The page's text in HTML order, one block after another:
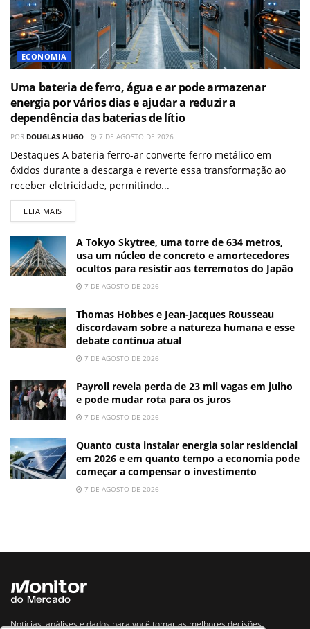
ECONOMIA
Uma bateria de ferro, água e ar pode armazenar
energia por vários dias e ajudar a reduzir a
dependência das baterias de lítio
POR DOUGLAS HUGO 7 DE AGOSTO DE 2026
Destaques A bateria ferro-ar converte ferro metálico em
óxidos durante a descarga e reverte essa transformação ao
receber eletricidade, permitindo...
LEIA MAIS
A Tokyo Skytree, uma torre de 634 metros,
usa um núcleo de concreto e amortecedores
ocultos para resistir aos terremotos do Japão
7 DE AGOSTO DE 2026
Thomas Hobbes e Jean-Jacques Rousseau
discordavam sobre a natureza humana e esse
debate continua atual
7 DE AGOSTO DE 2026
Payroll revela perda de 23 mil vagas em julho
e pode mudar rota para os juros
7 DE AGOSTO DE 2026
Quanto custa instalar energia solar residencial
em 2026 e em quanto tempo a economia pode
começar a compensar o investimento
7 DE AGOSTO DE 2026
Notícias, análises e dados para você tomar as melhores decisões.